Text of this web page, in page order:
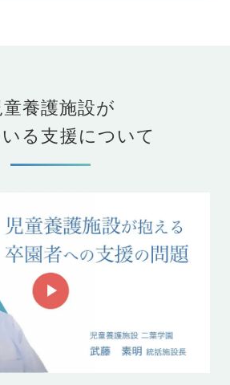
童養護施設が
る支援について